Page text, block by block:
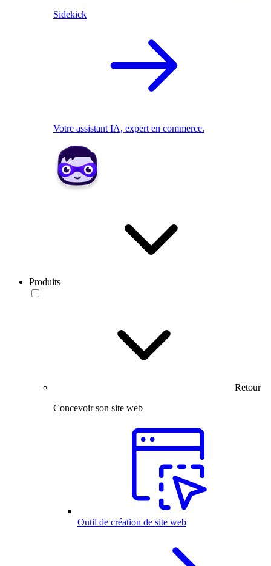
Sidekick
Votre assistant IA, expert en commerce.
Produits
Retour
Concevoir son site web
Outil de création de site web